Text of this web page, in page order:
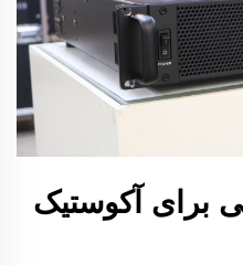
برای آکوستیک